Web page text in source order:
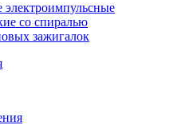
со спиралью
зажигалок